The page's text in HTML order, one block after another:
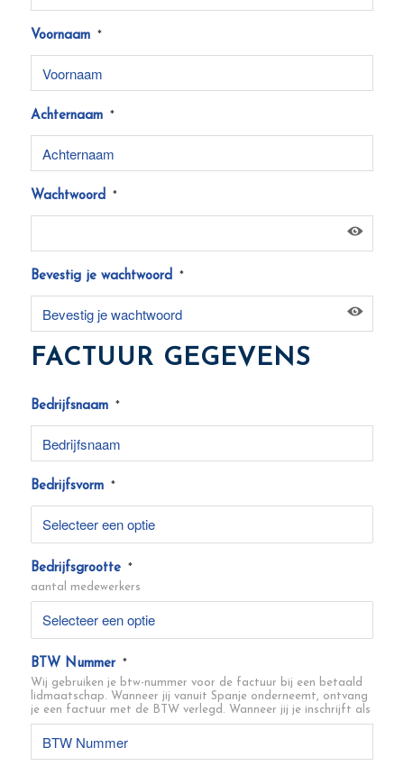
Voornaam *
Achternaam *
Wachtwoord *
Bevestig je wachtwoord *
FACTUUR GEGEVENS
Bedrijfsnaam *
Bedrijfsvorm *
Bedrijfsgrootte
*
aantal medewerkers
BTW Nummer
*
Wij gebruiken je btw-nummer voor de factuur bij een betaald
lidmaatschap. Wanneer jij vanuit Spanje onderneemt, ontvang
je een factuur met de BTW verlegd. Wanneer jij je inschrijft als